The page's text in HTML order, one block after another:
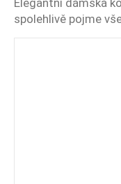
Elegantní dámská
spolehlivě pojme
u
j